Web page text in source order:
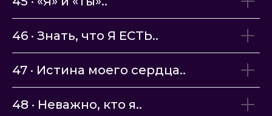
46 · Знать, что Я ЕСТЬ..
47 · Истина моего сердца..
48 · Неважно, кто я..